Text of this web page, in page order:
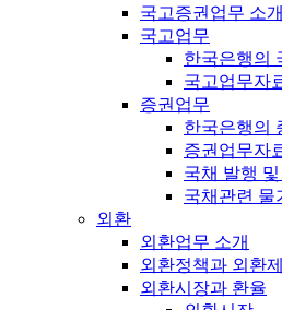
국고증권업무 소개
국고업무
한국은행의
국고업무자
증권업무
한국은행의
증권업무자
국채 발행
국채관련 물
외환
외환업무 소개
외환정책과 외환
외환시장과 환율